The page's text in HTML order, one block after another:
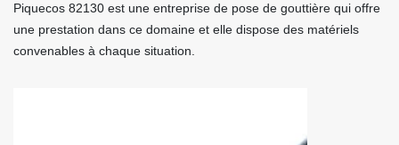
Piquecos 82130 est une entreprise de pose de gouttière qui offre
une prestation dans ce domaine et elle dispose des matériels
convenables à chaque situation.